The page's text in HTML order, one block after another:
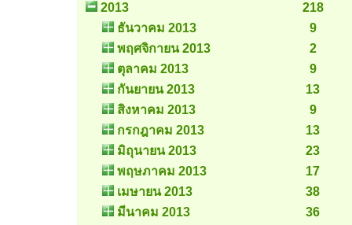
2013
218
ธันวาคม 2013
9
พฤศจิกายน 2013
2
ตุลาคม 2013
9
กันยายน 2013
13
สิงหาคม 2013
9
กรกฎาคม 2013
13
มิถุนายน 2013
23
พฤษภาคม 2013
17
เมษายน 2013
38
มีนาคม 2013
36